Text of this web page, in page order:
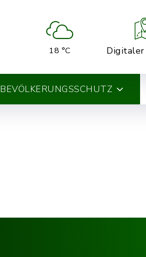
18 °C
BEVÖLKERUNGSSCHUTZ